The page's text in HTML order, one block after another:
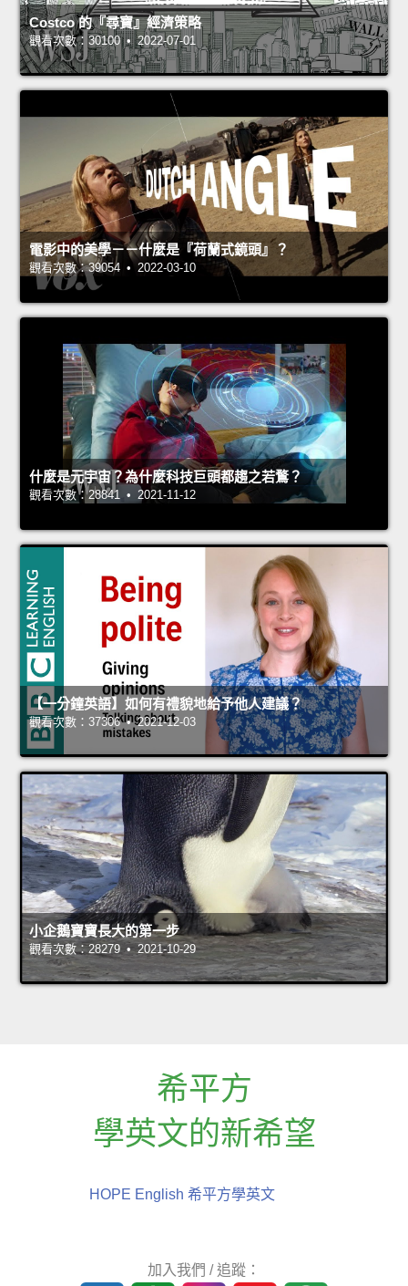
Costco 的『尋寶』經濟策略
觀看次數：30100 • 2022-07-01
電影中的美學－－什麼是『荷蘭式鏡頭』？
觀看次數：39054 • 2022-03-10
什麼是元宇宙？為什麼科技巨頭都趨之若鶩？
觀看次數：28841 • 2021-11-12
【一分鐘英語】如何有禮貌地給予他人建議？
觀看次數：37306 • 2021-12-03
小企鵝寶寶長大的第一步
觀看次數：28279 • 2021-10-29
希平方
學英文的新希望
HOPE English 希平方學英文
加入我們 / 追蹤：